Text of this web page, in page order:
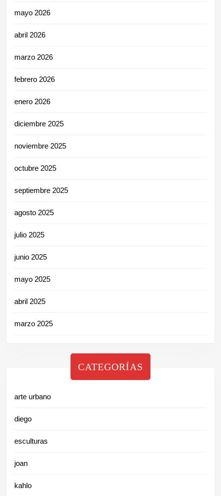
mayo 2026
abril 2026
marzo 2026
febrero 2026
enero 2026
diciembre 2025
noviembre 2025
octubre 2025
septiembre 2025
agosto 2025
julio 2025
junio 2025
mayo 2025
abril 2025
marzo 2025
CATEGORÍAS
arte urbano
diego
esculturas
joan
kahlo